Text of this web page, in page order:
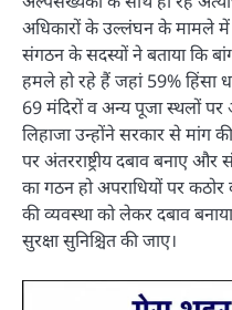
अधिकारों के उल्लंघन के मामले में
संगठन के सदस्यों ने बताया कि
हमले हो रहे हैं जहां 59% हिंसा
69 मंदिरों व अन्य पूजा स्थलों पर
लिहाजा उन्होंने सरकार से मांग
पर अंतरराष्ट्रीय दबाव बनाए और
का गठन हो अपराधियों पर
की व्यवस्था को लेकर दबाव
सुरक्षा सुनिश्चित की जाए।